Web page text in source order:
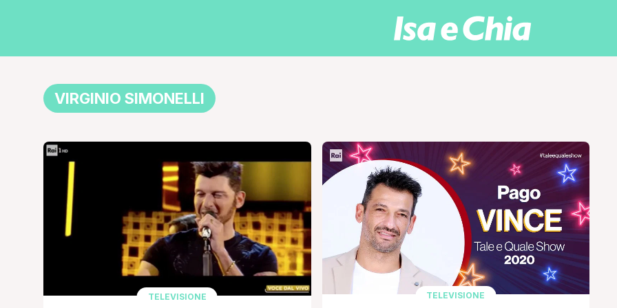
VIRGINIO SIMONELLI
TELEVISIONE TELEVISIONE